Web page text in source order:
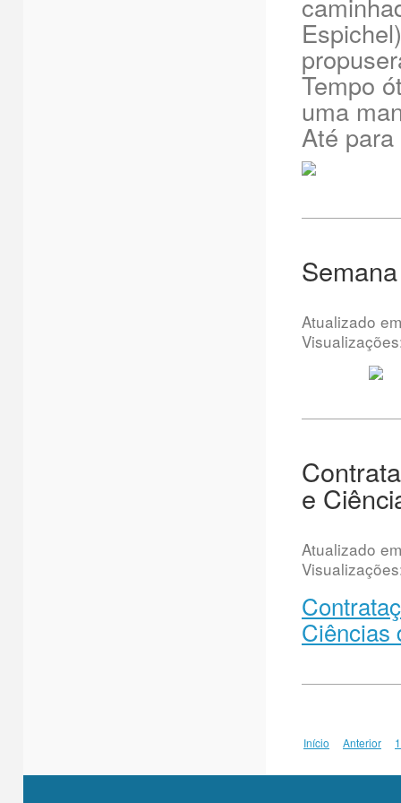
Tempo
uma
Até
Atualizado
e
Atualizado
Ciências
Início Anterior 1